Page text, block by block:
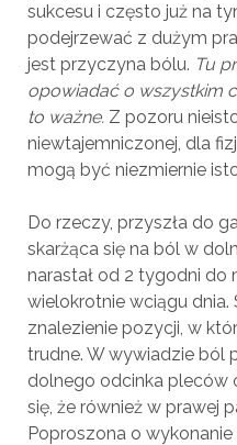
sukcesu i często już na
podejrzewać z dużym
jest przyczyna bólu. Tu
opowiadać o wszystkim
to ważne.Z pozoru
niewtajemniczonej, dla
mogą być niezmiernie
Do rzeczy, przyszła do
skarżąca się na ból w
narastał od 2 tygodni do
wielokrotnie wciągu dnia.
znalezienie pozycji, w
trudne. W wywiadzie ból
dolnego odcinka pleców
się, że również w prawej
Poproszona o